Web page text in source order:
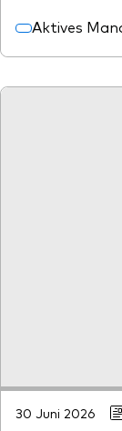
Aktives
30 Juni 2026